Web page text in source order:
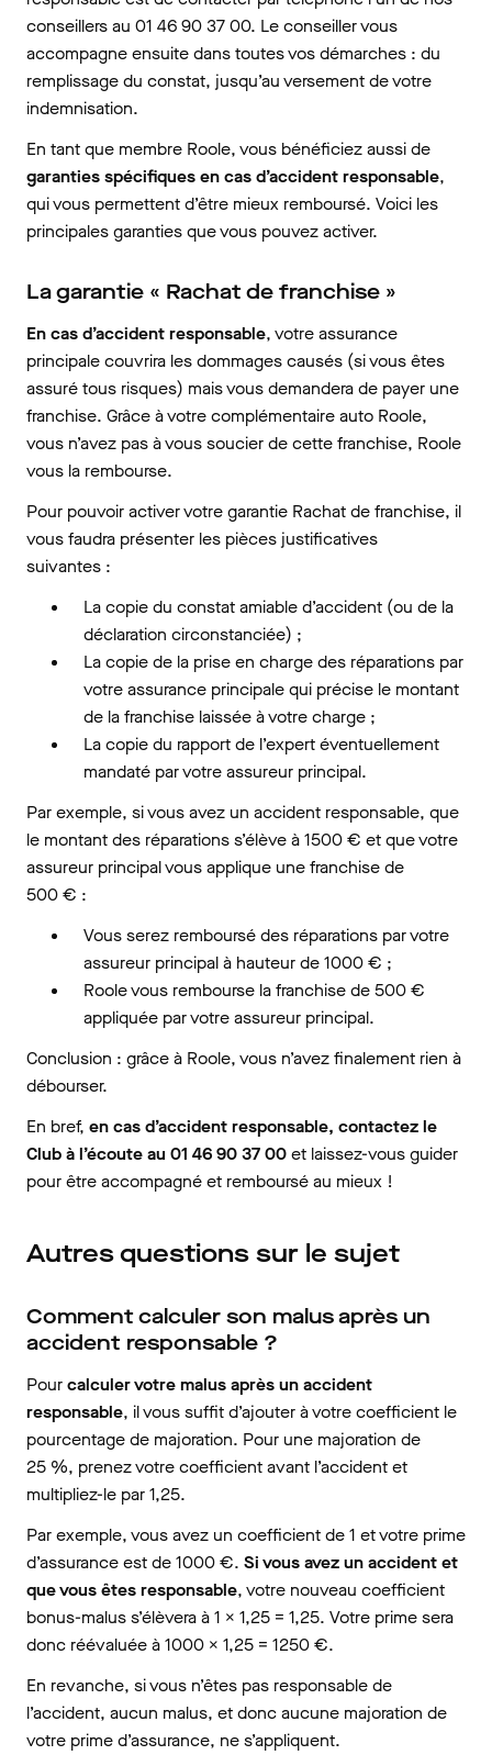
conseillers au 01 46 90 37 00. Le conseiller vous
accompagne ensuite dans toutes vos démarches : du
remplissage du constat, jusqu’au versement de votre
indemnisation.
En tant que membre Roole, vous bénéficiez aussi de
garanties spécifiques en cas d’accident responsable,
qui vous permettent d’être mieux remboursé. Voici les
principales garanties que vous pouvez activer.
La garantie « Rachat de franchise »
En cas d’accident responsable, votre assurance
principale couvrira les dommages causés (si vous êtes
assuré tous risques) mais vous demandera de payer une
franchise. Grâce à votre complémentaire auto Roole,
vous n’avez pas à vous soucier de cette franchise, Roole
vous la rembourse.
Pour pouvoir activer votre garantie Rachat de franchise, il
vous faudra présenter les pièces justificatives
suivantes :
La copie du constat amiable d’accident (ou de la
déclaration circonstanciée) ;
La copie de la prise en charge des réparations par
votre assurance principale qui précise le montant
de la franchise laissée à votre charge ;
La copie du rapport de l’expert éventuellement
mandaté par votre assureur principal.
Par exemple, si vous avez un accident responsable, que
le montant des réparations s’élève à 1500 € et que votre
assureur principal vous applique une franchise de
500 € :
Vous serez remboursé des réparations par votre
assureur principal à hauteur de 1000 € ;
Roole vous rembourse la franchise de 500 €
appliquée par votre assureur principal.
Conclusion : grâce à Roole, vous n’avez finalement rien à
débourser.
En bref, en cas d’accident responsable, contactez le
Club à l’écoute au 01 46 90 37 00et laissez-vous guider
pour être accompagné et remboursé au mieux !
Autres questions sur le sujet
Comment calculer son malus après un
accident responsable ?
Pourcalculer votre malus après un accident
responsable, il vous suffit d’ajouter à votre coefficient le
pourcentage de majoration. Pour une majoration de
25 %, prenez votre coefficient avant l’accident et
multipliez-le par 1,25.
Par exemple, vous avez un coefficient de 1 et votre prime
d’assurance est de 1000 €. Si vous avez un accident et
que vous êtes responsable, votre nouveau coefficient
bonus-malus s’élèvera à 1 x 1,25 = 1,25. Votre prime sera
donc réévaluée à 1000 x 1,25 = 1250 €.
En revanche, si vous n’êtes pas responsable de
l’accident, aucun malus, et donc aucune majoration de
votre prime d’assurance, ne s’appliquent.